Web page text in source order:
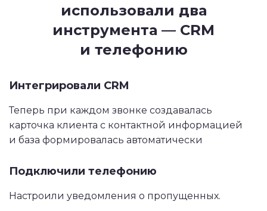
использовали два
инструмента — CRM
и телефонию
Интегрировали CRM
Теперь при каждом звонке создавалась
карточка клиента с контактной информацией
и база формировалась автоматически
Подключили телефонию
Настроили уведомления о пропущенных.